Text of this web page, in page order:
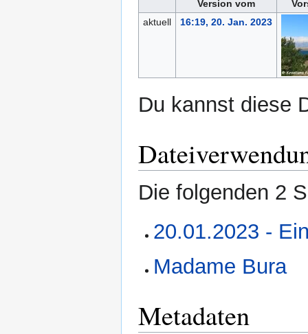
Version vom
aktuell
16:19, 20. Jan. 2023
Du kannst diese
Die folgenden 2
20.01.2023 -
Madame Bura
Metadaten